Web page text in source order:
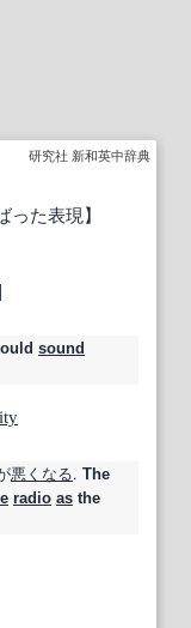
研究社 新和英中辞典
った表現】
sound
悪くなる. The
radio as the